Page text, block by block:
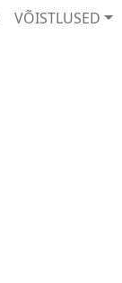
VÕISTLUSED